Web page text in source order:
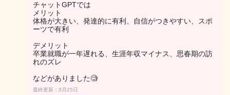
チャットGPTでは
メリット
体格が大きい、発達的に有利、自信がつきやすい、スポ
ーツで有利
デメリット
卒業就職が一年遅れる、生涯年収マイナス、思春期の訪
れのズレ
などがありました🧐
最終更新：3月25日